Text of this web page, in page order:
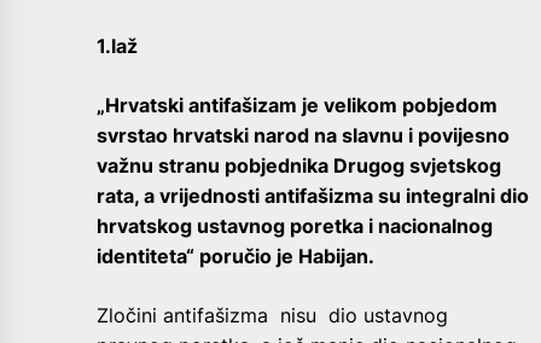
1.laž
„Hrvatski antifašizam je velikom pobjedom
svrstao hrvatski narod na slavnu i povijesno
važnu stranu pobjednika Drugog svjetskog
rata, a vrijednosti antifašizma su integralni dio
hrvatskog ustavnog poretka i nacionalnog
identiteta“ poručio je Habijan.
Zločini antifašizma nisu dio ustavnog